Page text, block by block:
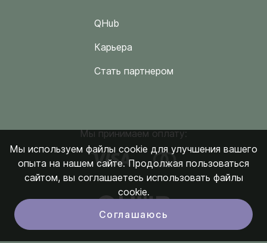
QHub
Карьера
Стать партнером
Мы принимаем оплату:
Мы используем файлы cookie для улучшения вашего
опыта на нашем сайте. Продолжая пользоваться
сайтом, вы соглашаетесь использовать файлы
cookie.
Соглашаюсь